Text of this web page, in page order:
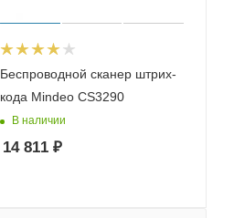
Беспроводной сканер штрих-
кода Mindeo CS3290
В наличии
14 811 ₽